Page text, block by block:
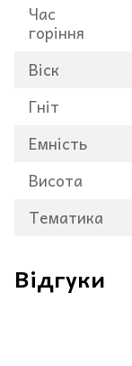
Час
горіння
Віск
Гніт
Емність
Висота
Тематика
Відгуки